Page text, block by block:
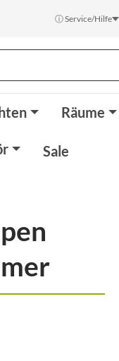
ⓘ Service/Hilfe
Räume
Sale